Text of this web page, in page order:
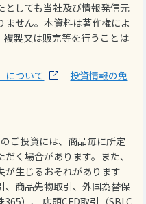
としても当社及び情報発信元
ません。本資料は著作権によ
複製又は販売等を行うことは
について
投資情報の免
ご投資には、商品毎に所定
く場合があります。また、
が生じるおそれがあります
、商品先物取引、外国為替保
）、 店頭CFD取引（SBI C